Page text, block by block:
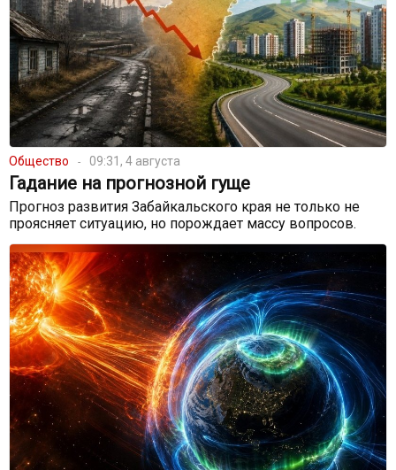
Общество 09:31, 4 августа
Гадание на прогнозной гуще
Прогноз развития Забайкальского края не только не
проясняет ситуацию, но порождает массу вопросов.